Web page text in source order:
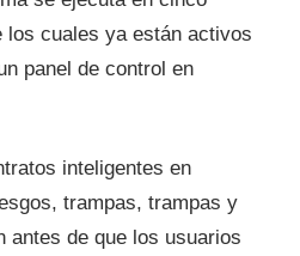
los cuales ya están activos
panel de control en
inteligentes en
trampas, trampas y
antes de que los usuarios